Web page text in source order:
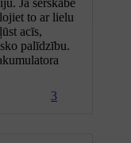
to ar lielu
acīs,
palīdzību.
3